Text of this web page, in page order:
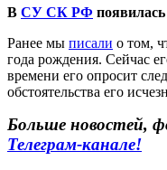
В СУ СК РФ
Ранее мы писали о том,
года рождения. Сейчас
времени его опросит
обстоятельства его
Больше новостей,
Телеграм-канале!